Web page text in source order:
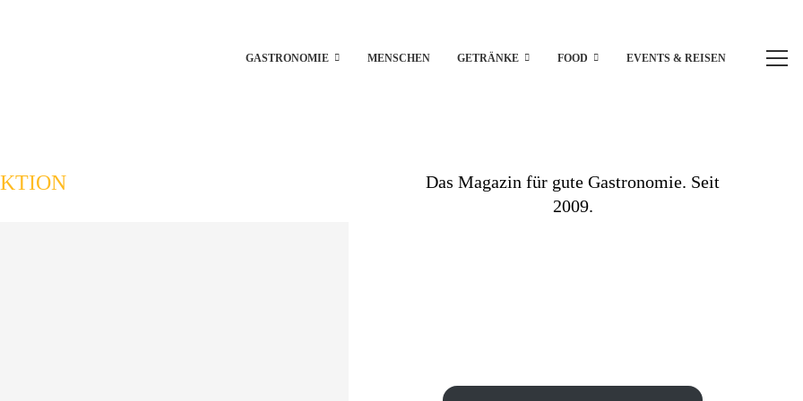
GASTRONOMIE MENSCHEN GETRÄNKE FOOD EVENTS & REISEN
Das Magazin für gute Gastronomie. Seit
2009.